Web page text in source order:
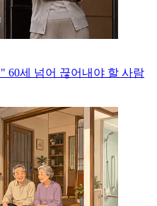
60세 넘어 끊어내야 할 사람